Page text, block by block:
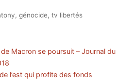
, génocide, tv libertés
Macron se poursuit – Journal du
l’est qui profite des fonds